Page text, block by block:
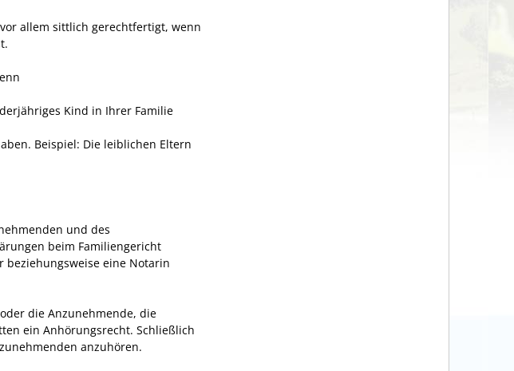
allem sittlich gerechtfertigt, wenn
Kind in Ihrer Familie
Beispiel: Die leiblichen Eltern
und des
beim Familiengericht
beziehungsweise eine Notarin
die Anzunehmende, die
ein Anhörungsrecht. Schließlich
anzuhören.